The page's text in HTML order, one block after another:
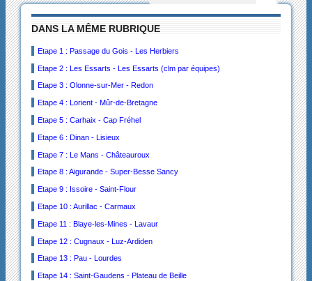
DANS LA MÊME RUBRIQUE
Etape 1 : Passage du Gois - Les Herbiers
Etape 2 : Les Essarts - Les Essarts (clm par équipes)
Etape 3 : Olonne-sur-Mer - Redon
Etape 4 : Lorient - Mûr-de-Bretagne
Etape 5 : Carhaix - Cap Fréhel
Etape 6 : Dinan - Lisieux
Etape 7 : Le Mans - Châteauroux
Etape 8 : Aigurande - Super-Besse Sancy
Etape 9 : Issoire - Saint-Flour
Etape 10 : Aurillac - Carmaux
Etape 11 : Blaye-les-Mines - Lavaur
Etape 12 : Cugnaux - Luz-Ardiden
Etape 13 : Pau - Lourdes
Etape 14 : Saint-Gaudens - Plateau de Beille